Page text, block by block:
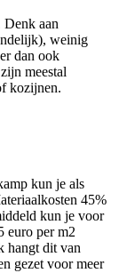
aan
weinig
dan ook
meestal
kozijnen.
kun je als
45%
kun je voor
euro per m2
hangt dit van
gezet voor meer